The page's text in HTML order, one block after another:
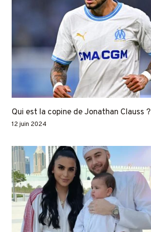
Qui est la copine de Jonathan Clauss ?
12 juin 2024